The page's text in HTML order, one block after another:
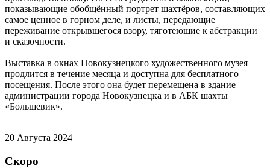
показывающие обобщённый портрет шахтёров, составляющих
самое ценное в горном деле, и листы, передающие
переживание открывшегося взору, тяготеющие к абстракции
и сказочности.
Выставка в окнах Новокузнецкого художественного музея
продлится в течение месяца и доступна для бесплатного
посещения. После этого она будет перемещена в здание
администрации города Новокузнецка и в АБК шахты
«Большевик».
20 Августа 2024
Скоро